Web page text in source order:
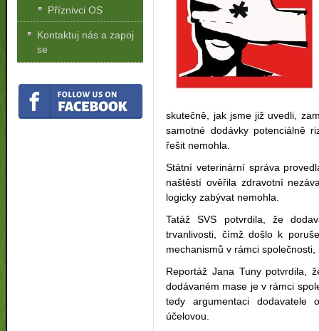
skutečně, jak jsme již uvedli,
samotné dodávky potenciálně
řešit nemohla.
Státní veterinární správa
naštěstí ověřila zdravotní
logicky zabývat nemohla.
Tatáž SVS potvrdila, že
trvanlivosti, čímž došlo k
mechanismů v rámci
Reportáž Jana Tuny potvrdila,
dodávaném mase je v rámci
tedy argumentaci dodavatele
účelovou.
Příznivci OS
Kontaktuj nás a zapoj
se